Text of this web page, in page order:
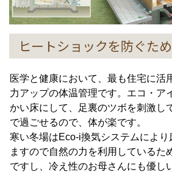
ヒートショックを防ぐた
医学と健康において、最も住宅に活
力アップの体温管理です。エコ・ア
かい床にして、足裏のツボを刺激し
で過ごせるので、体が楽です。
寒い冬場はEco-i換気システムによ
ますので自然の力を利用しているた
ですし、冷え性のお母さんにも優し